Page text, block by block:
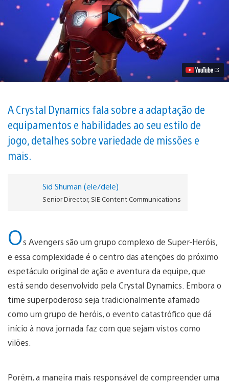
Reproduzir
Um
Panorama
do
Mundo
Original
de
Marvel’s
A Crystal Dynamics fala sobre a adaptação de
equipamentos e habilidades ao seu estilo de
jogo, detalhes sobre variedade de missões e
mais.
Sid Shuman (ele/dele)
Senior Director, SIE Content Communications
Os Avengers são um grupo complexo de Super-Heróis,
e essa complexidade é o centro das atenções do próximo
espetáculo original de ação e aventura da equipe, que
está sendo desenvolvido pela Crystal Dynamics. Embora o
time superpoderoso seja tradicionalmente afamado
como um grupo de heróis, o evento catastrófico que dá
início à nova jornada faz com que sejam vistos como
vilões.
Porém, a maneira mais responsável de compreender uma